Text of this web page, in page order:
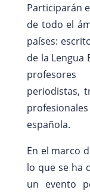
Participarán
de todo el
países:
de la Lengua
periodistas,
española.
En el marco
lo que se ha
un evento